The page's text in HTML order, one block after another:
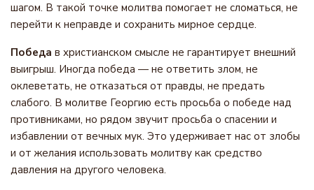
шагом. В такой точке молитва помогает не сломаться, не
перейти к неправде и сохранить мирное сердце.
Победа в христианском смысле не гарантирует внешний
выигрыш. Иногда победа — не ответить злом, не
оклеветать, не отказаться от правды, не предать
слабого. В молитве Георгию есть просьба о победе над
противниками, но рядом звучит просьба о спасении и
избавлении от вечных мук. Это удерживает нас от злобы
и от желания использовать молитву как средство
давления на другого человека.